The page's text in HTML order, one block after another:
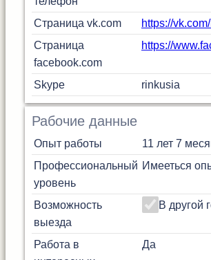
Страница vk.com
https://
Страница
facebook.com
https://
Skype rinkusia
Рабочие данные
Опыт работы
11 лет 7
Профессиональный
уровень
Имееться
Возможность
выезда
В другой
Работа в
Да